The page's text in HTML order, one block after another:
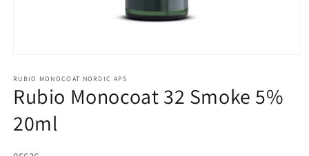
1
i
modus
RUBIO MONOCOAT NORDIC APS
Rubio Monocoat 32 Smoke 5%
20ml